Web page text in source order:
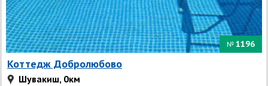
№ 1196
Коттедж Добролюбово
Шувакиш, 0км